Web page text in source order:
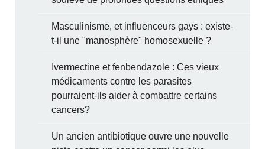
Masculinisme, et influenceurs gays : existe-
t-il une "manosphère" homosexuelle ?
Ivermectine et fenbendazole : Ces vieux
médicaments contre les parasites
pourraient-ils aider à combattre certains
cancers?
Un ancien antibiotique ouvre une nouvelle